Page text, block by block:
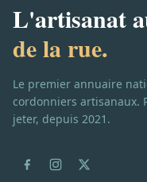
L'artisanat
de la rue.
Le premier annuaire
cordonniers artisanaux.
jeter, depuis 2021.